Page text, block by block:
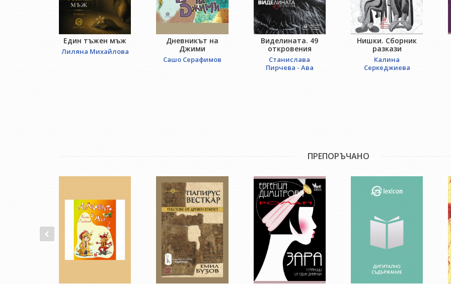
за публицистика и чистота на българския език „Д-р Иван
„Златно перо“ и др.
Един тъжен мъж
Лиляна Михайлова
Дневникът на
Джими
Сашо Серафимов
Виделината. 49
откровения
Станислава
Пирчева - Ава
Нишки. Сборник
разкази
Калина
Серкеджиева
ПРЕПОРЪЧАНО